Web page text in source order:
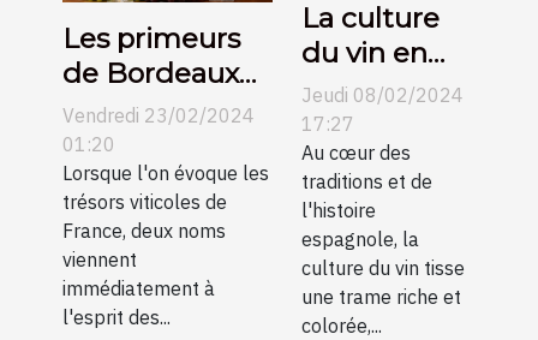
Les primeurs
de Bordeaux
contre
Bourgogne :
une
comparaison
pour les
collectionneurs
Vendredi 23/02/2024
01:20
Lorsque l'on évoque les
trésors viticoles de
France, deux noms
viennent
immédiatement à
l'esprit des...
La culture
du vin en
Espagne et
son
évolution au
fil des
siècles
Jeudi 08/02/2024
17:27
Au cœur des
traditions et de
l'histoire
espagnole, la
culture du vin tisse
une trame riche et
colorée,...